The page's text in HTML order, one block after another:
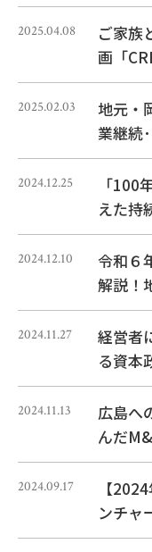
2025.04.08
ご家族
画「
2025.02.03
地元・
業継続
2024.12.25
「100
えた持
2024.12.10
令和６
解説！
2024.11.27
経営者
る資本
2024.11.13
広島へ
んだ
2024.09.17
【
ンチャ